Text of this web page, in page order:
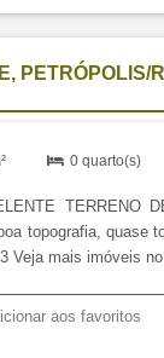
PETRÓPOLIS/
0 quarto(s)
TERRENO
topografia, quase
Veja mais imóveis